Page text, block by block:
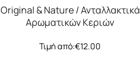
Original & Nature / Ανταλλακτικά
Αρωματικών Κεριών
Τιμή από:€12.00